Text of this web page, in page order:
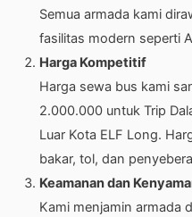
Semua armada kami
fasilitas modern seperti
Harga Kompetitif
Harga sewa bus kami
2.000.000 untuk Trip
Luar Kota ELF Long.
bakar, tol, dan
Keamanan dan
Kami menjamin armada